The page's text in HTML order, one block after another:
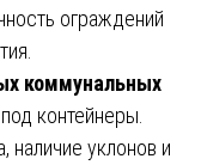
ограждений
коммунальных
контейнеры.
наличие уклонов и